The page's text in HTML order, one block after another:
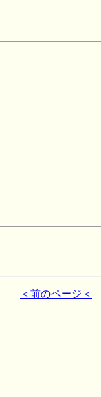
＜前のページ＜